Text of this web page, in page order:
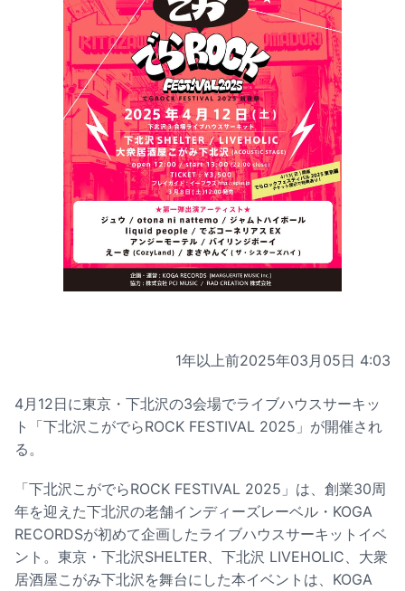
1年以上前2025年03月05日 4:03
4月12日に東京・下北沢の3会場でライブハウスサーキッ
ト「下北沢こがでらROCK FESTIVAL 2025」が開催され
る。
「下北沢こがでらROCK FESTIVAL 2025」は、創業30周
年を迎えた下北沢の老舗インディーズレーベル・KOGA
RECORDSが初めて企画したライブハウスサーキットイベ
ント。東京・下北沢SHELTER、下北沢 LIVEHOLIC、大衆
居酒屋こがみ下北沢を舞台にした本イベントは、KOGA